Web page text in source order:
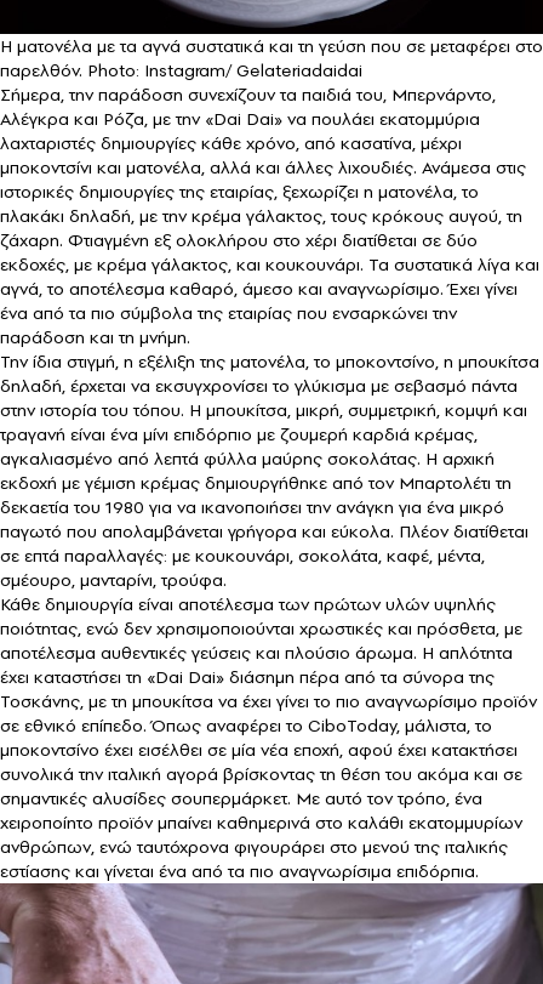
Η ματονέλα με τα αγνά συστατικά και τη γεύση που σε μεταφέρει στο
παρελθόν. Photo: Instagram/ Gelateriadaidai
Σήμερα, την παράδοση συνεχίζουν τα παιδιά του, Μπερνάρντο,
Αλέγκρα και Ρόζα, με την «Dai Dai» να πουλάει εκατομμύρια
λαχταριστές δημιουργίες κάθε χρόνο, από κασατίνα, μέχρι
μποκοντσίνι και ματονέλα, αλλά και άλλες λιχουδιές. Ανάμεσα στις
ιστορικές δημιουργίες της εταιρίας, ξεχωρίζει η ματονέλα, το
πλακάκι δηλαδή, με την κρέμα γάλακτος, τους κρόκους αυγού, τη
ζάχαρη. Φτιαγμένη εξ ολοκλήρου στο χέρι διατίθεται σε δύο
εκδοχές, με κρέμα γάλακτος, και κουκουνάρι. Τα συστατικά λίγα και
αγνά, το αποτέλεσμα καθαρό, άμεσο και αναγνωρίσιμο. Έχει γίνει
ένα από τα πιο σύμβολα της εταιρίας που ενσαρκώνει την
παράδοση και τη μνήμη.
Την ίδια στιγμή, η εξέλιξη της ματονέλα, το μποκοντσίνο, η μπουκίτσα
δηλαδή, έρχεται να εκσυγχρονίσει το γλύκισμα με σεβασμό πάντα
στην ιστορία του τόπου. Η μπουκίτσα, μικρή, συμμετρική, κομψή και
τραγανή είναι ένα μίνι επιδόρπιο με ζουμερή καρδιά κρέμας,
αγκαλιασμένο από λεπτά φύλλα μαύρης σοκολάτας. Η αρχική
εκδοχή με γέμιση κρέμας δημιουργήθηκε από τον Μπαρτολέτι τη
δεκαετία του 1980 για να ικανοποιήσει την ανάγκη για ένα μικρό
παγωτό που απολαμβάνεται γρήγορα και εύκολα. Πλέον διατίθεται
σε επτά παραλλαγές: με κουκουνάρι, σοκολάτα, καφέ, μέντα,
σμέουρο, μανταρίνι, τρούφα.
Κάθε δημιουργία είναι αποτέλεσμα των πρώτων υλών υψηλής
ποιότητας, ενώ δεν χρησιμοποιούνται χρωστικές και πρόσθετα, με
αποτέλεσμα αυθεντικές γεύσεις και πλούσιο άρωμα. Η απλότητα
έχει καταστήσει τη «Dai Dai» διάσημη πέρα από τα σύνορα της
Τοσκάνης, με τη μπουκίτσα να έχει γίνει το πιο αναγνωρίσιμο προϊόν
σε εθνικό επίπεδο. Όπως αναφέρει το CiboToday, μάλιστα, το
μποκοντσίνο έχει εισέλθει σε μία νέα εποχή, αφού έχει κατακτήσει
συνολικά την ιταλική αγορά βρίσκοντας τη θέση του ακόμα και σε
σημαντικές αλυσίδες σουπερμάρκετ. Με αυτό τον τρόπο, ένα
χειροποίητο προϊόν μπαίνει καθημερινά στο καλάθι εκατομμυρίων
ανθρώπων, ενώ ταυτόχρονα φιγουράρει στο μενού της ιταλικής
εστίασης και γίνεται ένα από τα πιο αναγνωρίσιμα επιδόρπια.